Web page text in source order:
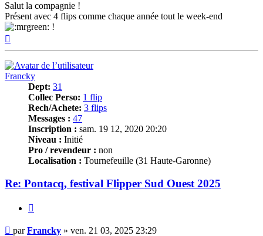
Salut la compagnie !
Présent avec 4 flips comme chaque année tout le week-end
!
Francky
Dept: 31
Collec Perso: 1 flip
Rech/Achete: 3 flips
Messages : 47
Inscription : sam. 19 12, 2020 20:20
Niveau : Initié
Pro / revendeur : non
Localisation : Tournefeuille (31 Haute-Garonne)
Re: Pontacq, festival Flipper Sud Ouest 2025
Message
parFrancky » ven. 21 03, 2025 23:29